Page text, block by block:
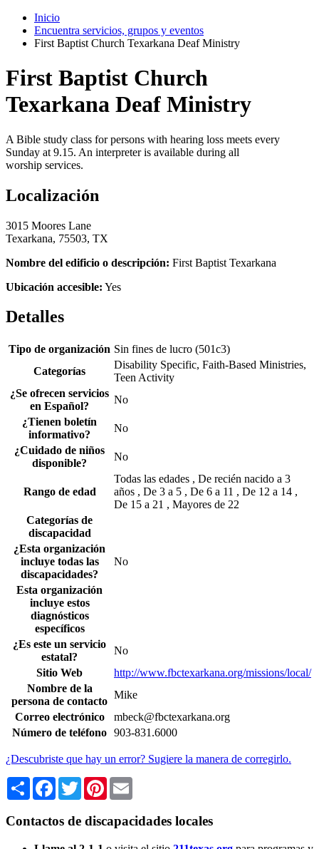
Inicio
Encuentra servicios, grupos y eventos
First Baptist Church Texarkana Deaf Ministry
First Baptist Church
Texarkana Deaf Ministry
A Bible study class for persons with hearing loss meets every
Sunday at 9.15. An interpreter is available during all
worship services.
Localización
3015 Moores Lane
Texarkana, 75503, TX
Nombre del edificio o descripción: First Baptist Texarkana
Ubicación accesible: Yes
Detalles
Tipo de organización Sin fines de lucro (501c3)
Categorías
Disability Specific, Faith-Based Ministries,
Teen Activity
¿Se ofrecen servicios
en Español?
No
¿Tienen boletín
informativo?
No
¿Cuidado de niños
disponible?
No
Rango de edad
Todas las edades , De recién nacido a 3
años , De 3 a 5 , De 6 a 11 , De 12 a 14 ,
De 15 a 21 , Mayores de 22
Categorías de
discapacidad
¿Esta organización
incluye todas las
discapacidades?
No
Esta organización
incluye estos
diagnósticos
específicos
¿Es este un servicio
estatal?
No
Sitio Web
http://www.fbctexarkana.org/missions/local/
Nombre de la
persona de contacto
Mike
Correo electrónico
mbeck@fbctexarkana.org
Número de teléfono 903-831.6000
¿Descubriste que hay un error? Sugiere la manera de corregirlo.
Share Facebook
TwitterPinterest
Contactos de discapacidades locales